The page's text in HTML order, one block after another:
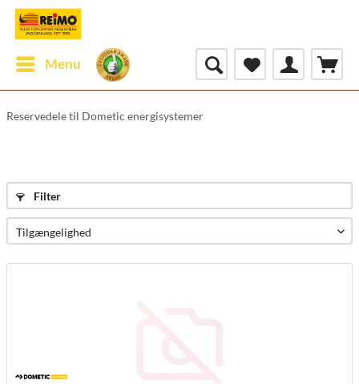
Menu
Reservedele til Dometic energisystemer
Filter